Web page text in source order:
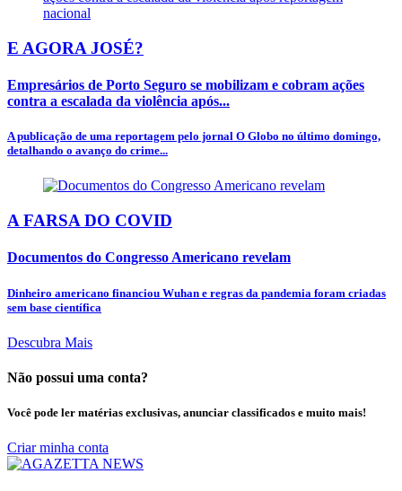
E AGORA JOSÉ?
Empresários de Porto Seguro se mobilizam e cobram ações
contra a escalada da violência após...
A publicação de uma reportagem pelo jornal O Globo no último domingo,
detalhando o avanço do crime...
A FARSA DO COVID
Documentos do Congresso Americano revelam
Dinheiro americano financiou Wuhan e regras da pandemia foram criadas
sem base científica
Descubra Mais
Não possui uma conta?
Você pode ler matérias exclusivas, anunciar classificados e muito mais!
Criar minha conta